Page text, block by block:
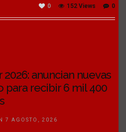
0
152 Views
0
anuncian nuevas
para recibir 6 mil 400
7 AGOSTO, 2026